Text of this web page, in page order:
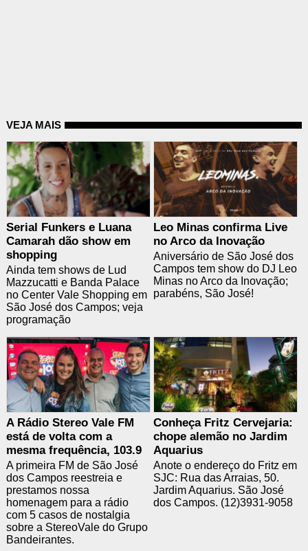
VEJA MAIS
Serial Funkers e Luana
Camarah dão show em
shopping
Ainda tem shows de Lud
Mazzucatti e Banda Palace
no Center Vale Shopping em
São José dos Campos; veja
programação
Leo Minas confirma Live
no Arco da Inovação
Aniversário de São José dos
Campos tem show do DJ Leo
Minas no Arco da Inovação;
parabéns, São José!
A Rádio Stereo Vale FM
está de volta com a
mesma frequência, 103.9
A primeira FM de São José
dos Campos reestreia e
prestamos nossa
homenagem para a rádio
com 5 casos de nostalgia
sobre a StereoVale do Grupo
Bandeirantes.
Conheça Fritz Cervejaria:
chope alemão no Jardim
Aquarius
Anote o endereço do Fritz em
SJC: Rua das Arraias, 50.
Jardim Aquarius. São José
dos Campos. (12)3931-9058